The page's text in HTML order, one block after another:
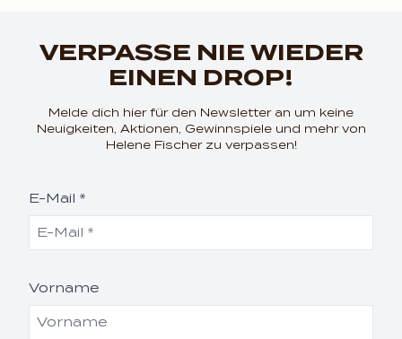
VERPASSE NIE WIEDER
EINEN DROP!
Melde dich hier für den Newsletter an um keine
Neuigkeiten, Aktionen, Gewinnspiele und mehr von
Helene Fischer zu verpassen!
E-Mail *
Vorname